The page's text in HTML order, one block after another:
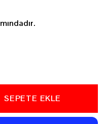
SEPETE EKLE